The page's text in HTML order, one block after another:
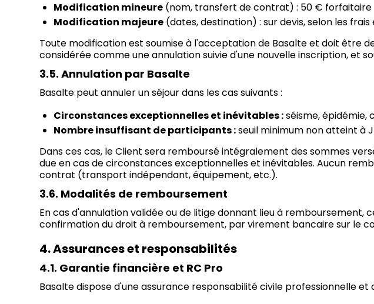
Modification mineure (nom, transfert de contrat) : 50 € forfaitaire
Modification majeure (dates, destination) : sur devis, selon les frais
Toute modification est soumise à l'acceptation de Basalte et doit être
considérée comme une annulation suivie d'une nouvelle inscription, et
3.5. Annulation par Basalte
Basalte peut annuler un séjour dans les cas suivants :
Circonstances exceptionnelles et inévitables :séisme,
Nombre insuffisant de participants :seuil minimum non atteint à
Dans ces cas, le Client sera remboursé intégralement des sommes
due en cas de circonstances exceptionnelles et inévitables. Aucun
contrat (transport indépendant, équipement, etc.).
3.6. Modalités de remboursement
En cas d'annulation validée ou de litige donnant lieu à
confirmation du droit à remboursement, par virement bancaire sur le
4. Assurances et responsabilités
4.1. Garantie financière et RC Pro
Basalte dispose d'une assurance responsabilité civile professionnelle